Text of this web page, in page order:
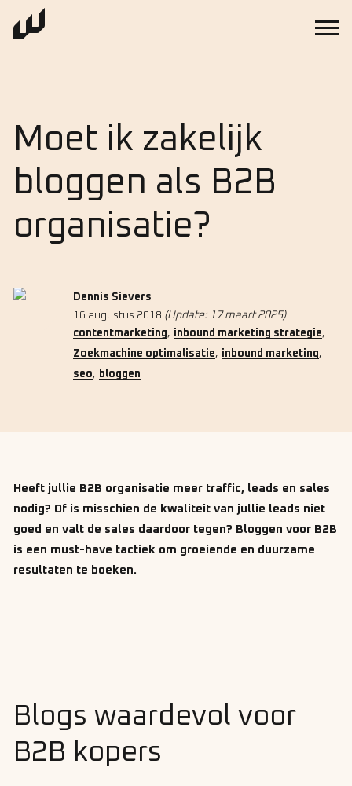
Moet ik zakelijk
bloggen als B2B
organisatie?
Dennis Sievers
16 augustus 2018 (Update: 17 maart 2025)
contentmarketing, inbound marketing strategie,
Zoekmachine optimalisatie, inbound marketing,
seo, bloggen
Heeft jullie B2B organisatie meer traffic, leads en sales
nodig? Of is misschien de kwaliteit van jullie leads niet
goed en valt de sales daardoor tegen? Bloggen voor B2B
is een must-have tactiek om groeiende en duurzame
resultaten te boeken.
Blogs waardevol voor
B2B kopers